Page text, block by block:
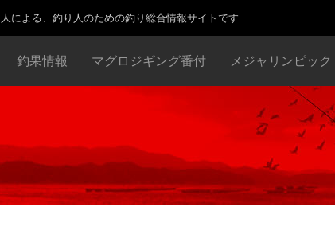
による、釣り人のための釣り総合情報サイトです
釣果情報 マグロジギング番付 メジャリンピック